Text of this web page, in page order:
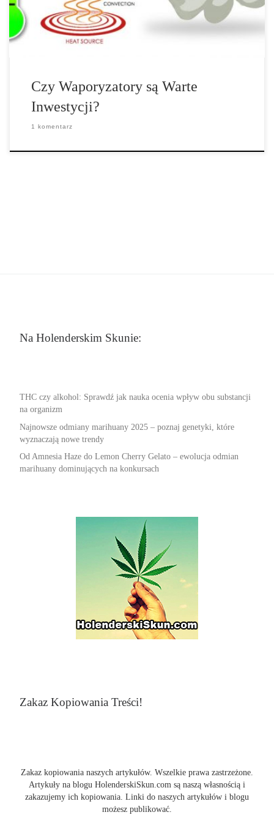
rynku plasują się pomiędzy kwotą 200-300 dolarów. Jeśli
weźmiemy pod uwagę, że […]
Czy Waporyzatory są Warte
Inwestycji?
1 komentarz
Na Holenderskim Skunie:
THC czy alkohol: Sprawdź jak nauka ocenia wpływ obu substancji
na organizm
Najnowsze odmiany marihuany 2025 – poznaj genetyki, które
wyznaczają nowe trendy
Od Amnesia Haze do Lemon Cherry Gelato – ewolucja odmian
marihuany dominujących na konkursach
Zakaz Kopiowania Treści!
Zakaz kopiowania naszych artykułów. Wszelkie prawa zastrzeżone.
Artykuły na blogu HolenderskiSkun.com są naszą własnością i
zakazujemy ich kopiowania. Linki do naszych artykułów i blogu
możesz publikować.